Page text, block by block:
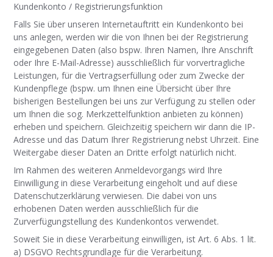
Kundenkonto / Registrierungsfunktion
Falls Sie über unseren Internetauftritt ein Kundenkonto bei
uns anlegen, werden wir die von Ihnen bei der Registrierung
eingegebenen Daten (also bspw. Ihren Namen, Ihre Anschrift
oder Ihre E-Mail-Adresse) ausschließlich für vorvertragliche
Leistungen, für die Vertragserfüllung oder zum Zwecke der
Kundenpflege (bspw. um Ihnen eine Übersicht über Ihre
bisherigen Bestellungen bei uns zur Verfügung zu stellen oder
um Ihnen die sog. Merkzettelfunktion anbieten zu können)
erheben und speichern. Gleichzeitig speichern wir dann die IP-
Adresse und das Datum Ihrer Registrierung nebst Uhrzeit. Eine
Weitergabe dieser Daten an Dritte erfolgt natürlich nicht.
Im Rahmen des weiteren Anmeldevorgangs wird Ihre
Einwilligung in diese Verarbeitung eingeholt und auf diese
Datenschutzerklärung verwiesen. Die dabei von uns
erhobenen Daten werden ausschließlich für die
Zurverfügungstellung des Kundenkontos verwendet.
Soweit Sie in diese Verarbeitung einwilligen, ist Art. 6 Abs. 1 lit.
a) DSGVO Rechtsgrundlage für die Verarbeitung.